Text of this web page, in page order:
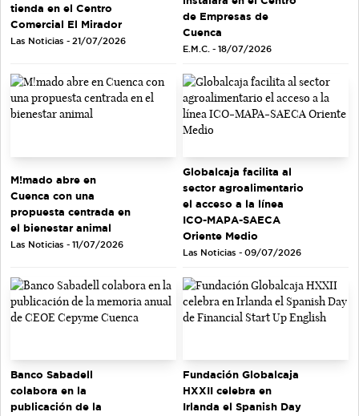
tienda en el Centro
Comercial El Mirador
Las Noticias - 21/07/2026
de Empresas de
Cuenca
E.M.C. - 18/07/2026
M!mado abre en
Cuenca con una
propuesta centrada en
el bienestar animal
Las Noticias - 11/07/2026
Globalcaja facilita al
sector agroalimentario
el acceso a la línea
ICO-MAPA-SAECA
Oriente Medio
Las Noticias - 09/07/2026
Banco Sabadell
colabora en la
publicación de la
Fundación Globalcaja
HXXII celebra en
Irlanda el Spanish Day